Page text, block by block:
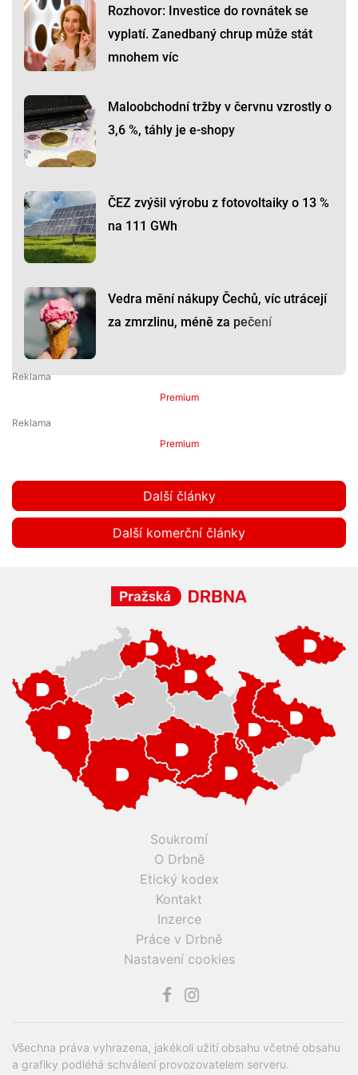
Rozhovor: Investice do rovnátek se
vyplatí. Zanedbaný chrup může stát
mnohem víc
Maloobchodní tržby v červnu vzrostly o
3,6 %, táhly je e-shopy
ČEZ zvýšil výrobu z fotovoltaiky o 13 %
na 111 GWh
Vedra mění nákupy Čechů, víc utrácejí
za zmrzlinu, méně za pečení
Premium
Premium
Další články
Další komerční články
Soukromí
O Drbně
Etický kodex
Kontakt
Inzerce
Práce v Drbně
Nastavení cookies
Všechna práva vyhrazena, jakékoli užití obsahu včetné obsahu
a grafiky podléhá schválení provozovatelem serveru.